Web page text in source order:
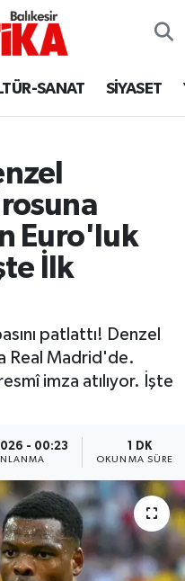
SANAT SİYASET
Euro'luk
İlk
patlattı! Denzel
Real Madrid'de.
imza atılıyor. İşte
- 00:23 1 DK
OKUNMA SÜRESI
Haritası
Fikstür